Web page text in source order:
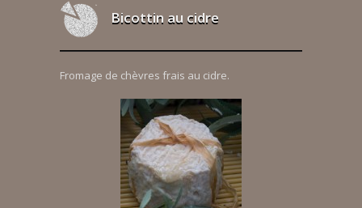
Bicottin au cidre
Fromage de chèvres frais au cidre.